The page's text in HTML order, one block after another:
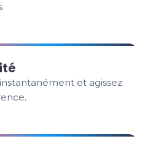
et agissez